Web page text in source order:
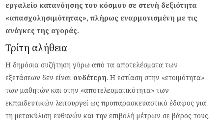
εργαλείο κατανόησης του κόσμου σε στενή δεξιότητα
«απασχολησιμότητας», πλήρως εναρμονισμένη με τις
ανάγκες της αγοράς.
Τρίτη αλήθεια
Η δημόσια συζήτηση γύρω από τα αποτελέσματα των
εξετάσεων δεν είναι ουδέτερη. Η εστίαση στην «ετοιμότητα»
των μαθητών και στην «αποτελεσματικότητα» των
εκπαιδευτικών λειτουργεί ως προπαρασκευαστικό έδαφος για
τη μετακύλιση ευθυνών και την επιβολή μέτρων σε βάρος τους.